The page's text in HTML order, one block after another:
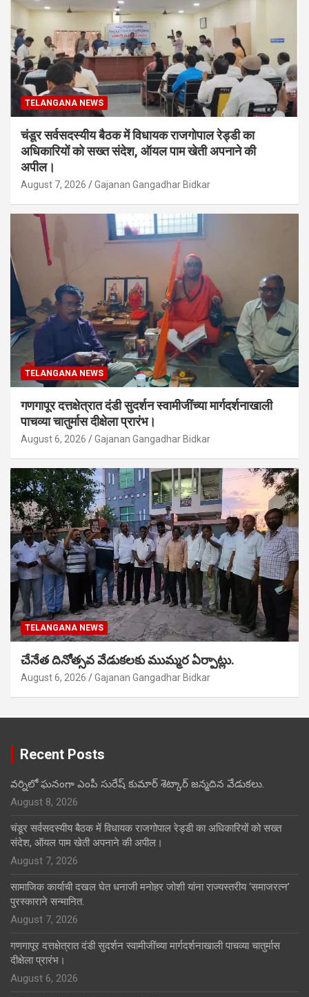
TELANGANA NEWS
चंडूर सर्वसदस्यीय बैठक में विधायक राजगोपाल रेड्डी का
अधिकारियों को सख्त संदेश, ऑयल पाम खेती अपनाने की
अपील।
August 7, 2026 Gajanan Gangadhar Bidkar
TELANGANA NEWS
गणगापूर दत्तक्षेत्रात दंडी सुदर्शन स्वामीजींच्या मार्गदर्शनाखाली
पाचव्या चातुर्मास दीक्षेला प्रारंभ।
August 6, 2026 Gajanan Gangadhar Bidkar
TELANGANA NEWS
చేనేత దినోత్సవ వేడుకలకు ముమ్మర ఏర్పాట్లు.
August 6, 2026 Gajanan Gangadhar Bidkar
Recent Posts
వర్నిలో ఘనంగా ఎంపీ సురేష్ కుమార్ శెట్కార్ జన్మదిన వేడుకలు.
August 8, 2026
चंडूर सर्वसदस्यीय बैठक में विधायक राजगोपाल रेड्डी का अधिकारियों को सख्त
संदेश, ऑयल पाम खेती अपनाने की अपील।
August 7, 2026
सामाजिक कार्याची दखल घेत धनाजी मनोहर जोशी यांना राज्यस्तरीय ‘समाजरत्न’
पुरस्काराने सन्मानित.
August 7, 2026
गणगापूर दत्तक्षेत्रात दंडी सुदर्शन स्वामीजींच्या मार्गदर्शनाखाली पाचव्या चातुर्मास
दीक्षेला प्रारंभ।
August 6, 2026